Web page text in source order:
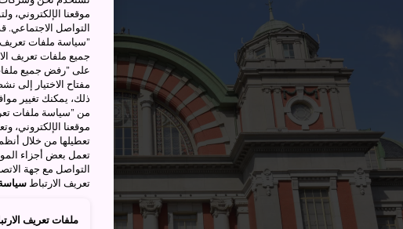
موقعنا
التواصل الاجتماعي.
”سياسة ملفات تعريف
جميع ملفات تعريف
على ”رفض جميع
مفتاح الاختيار إلى
من ”سياسة ملفات
موقعنا الإلكتروني،
تعطيلها من خلال
تعمل بعض أجزاء
التواصل مع جهة
تعريف الارتباط
ملفات تعريف